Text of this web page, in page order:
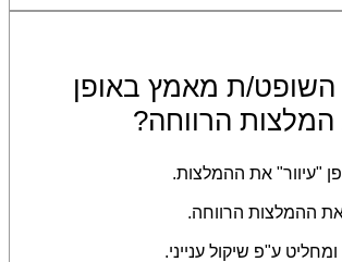
ת מאמץ באופן
המלצות הרווחה?
"עיוור" את ההמלצות.
ההמלצות הרווחה.
ע"פ שיקול ענייני.